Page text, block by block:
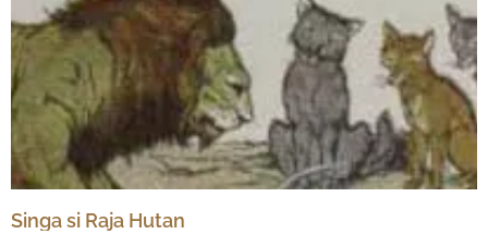
Singa si Raja Hutan